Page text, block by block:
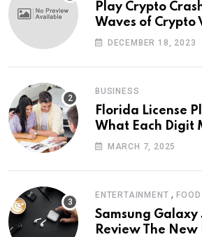
Play Crypto
Waves of Crypto
Wintomato’s
DECEMBER 18, 2023
BUSINESS
Florida License
What Each Digit
MARCH 7, 2025
ENTERTAINMENT ,FOOD
Samsung
Review The